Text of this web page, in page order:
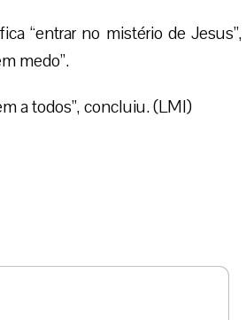
“entrar no mistério de Jesus”,
medo”.
a todos”, concluiu. (LMI)